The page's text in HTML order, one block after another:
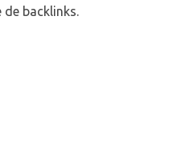
backlinks.